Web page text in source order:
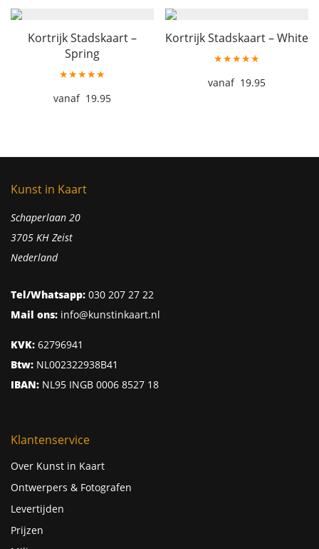
Kortrijk Stadskaart –
Spring
★★★★★
19.95
Kortrijk Stadskaart – White
★★★★★
19.95
Kunst in Kaart
Schaperlaan 20
3705 KH Zeist
Nederland
Tel/Whatsapp: 030 207 27 22
Mail ons: info@kunstinkaart.nl
KVK: 62796941
Btw: NL002322938B41
IBAN: NL95 INGB 0006 8527 18
Klantenservice
Over Kunst in Kaart
Ontwerpers & Fotografen
Levertijden
Prijzen